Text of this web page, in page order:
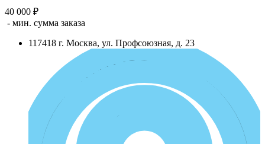
40 000 ₽
- мин. сумма заказа
117418 г. Москва, ул. Профсоюзная, д. 23